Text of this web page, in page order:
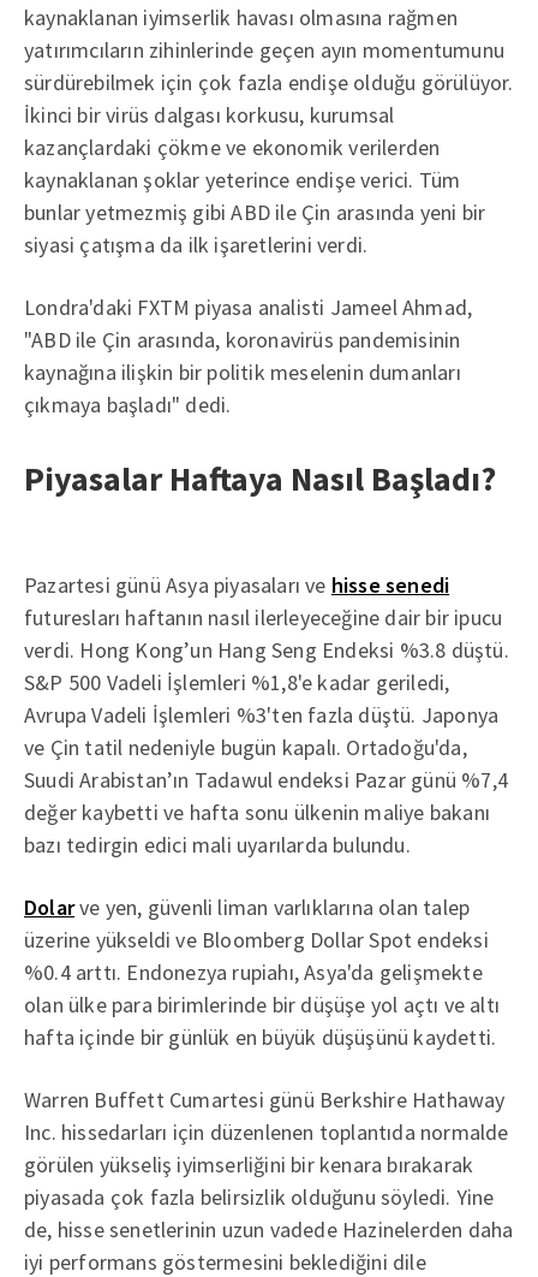
kaynaklanan iyimserlik havası olmasına rağmen
yatırımcıların zihinlerinde geçen ayın momentumunu
sürdürebilmek için çok fazla endişe olduğu görülüyor.
İkinci bir virüs dalgası korkusu, kurumsal
kazançlardaki çökme ve ekonomik verilerden
kaynaklanan şoklar yeterince endişe verici. Tüm
bunlar yetmezmiş gibi ABD ile Çin arasında yeni bir
siyasi çatışma da ilk işaretlerini verdi.
Londra'daki FXTM piyasa analisti Jameel Ahmad,
"ABD ile Çin arasında, koronavirüs pandemisinin
kaynağına ilişkin bir politik meselenin dumanları
çıkmaya başladı" dedi.
Piyasalar Haftaya Nasıl Başladı?
Pazartesi günü Asya piyasaları ve hisse senedi
futuresları haftanın nasıl ilerleyeceğine dair bir ipucu
verdi. Hong Kong’un Hang Seng Endeksi %3.8 düştü.
S&P 500 Vadeli İşlemleri %1,8'e kadar geriledi,
Avrupa Vadeli İşlemleri %3'ten fazla düştü. Japonya
ve Çin tatil nedeniyle bugün kapalı. Ortadoğu'da,
Suudi Arabistan’ın Tadawul endeksi Pazar günü %7,4
değer kaybetti ve hafta sonu ülkenin maliye bakanı
bazı tedirgin edici mali uyarılarda bulundu.
Dolarve yen, güvenli liman varlıklarına olan talep
üzerine yükseldi ve Bloomberg Dollar Spot endeksi
%0.4 arttı. Endonezya rupiahı, Asya'da gelişmekte
olan ülke para birimlerinde bir düşüşe yol açtı ve altı
hafta içinde bir günlük en büyük düşüşünü kaydetti.
Warren Buffett Cumartesi günü Berkshire Hathaway
Inc. hissedarları için düzenlenen toplantıda normalde
görülen yükseliş iyimserliğini bir kenara bırakarak
piyasada çok fazla belirsizlik olduğunu söyledi. Yine
de, hisse senetlerinin uzun vadede Hazinelerden daha
iyi performans göstermesini beklediğini dile